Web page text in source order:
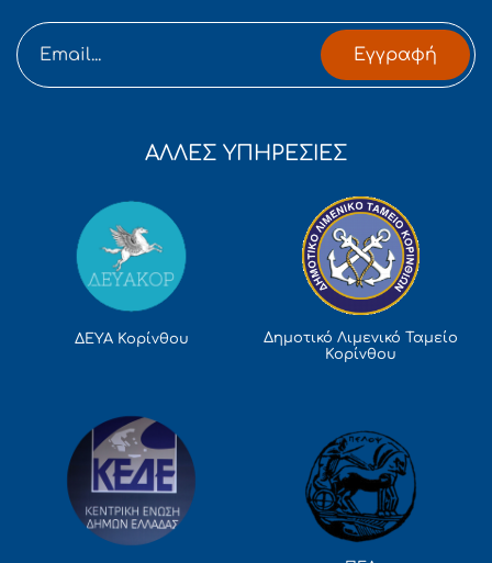
Εγγραφή
ΑΛΛΕΣ ΥΠΗΡΕΣΙΕΣ
ΔΕΥΑ Κορίνθου
Δημοτικό Λιμενικό Ταμείο
Κορίνθου